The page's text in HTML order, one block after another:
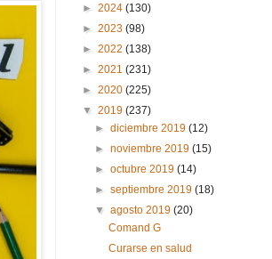
► 2024 (130)
► 2023 (98)
► 2022 (138)
► 2021 (231)
► 2020 (225)
▼ 2019 (237)
►diciembre 2019(12)
►noviembre 2019(15)
►octubre 2019(14)
►septiembre 2019(18)
▼agosto 2019(20)
Comand G
Curarse en salud